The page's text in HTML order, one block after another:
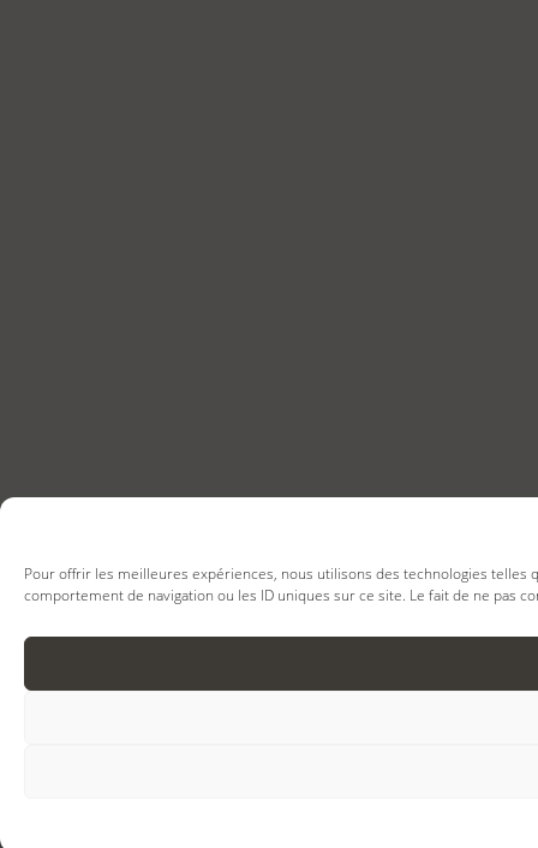
Pour offrir les meilleures expériences, nous utilisons des technologies
comportement de navigation ou les ID uniques sur ce site. Le fait de ne